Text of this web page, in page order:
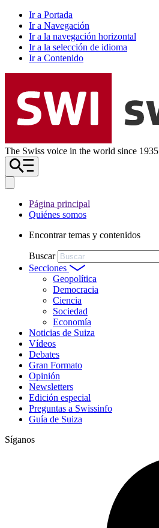
Ir a Portada
Ir a Navegación
Ir a la navegación horizontal
Ir a la selección de idioma
Ir a Contenido
The Swiss voice in the world since 1935
Página principal
Quiénes somos
Encontrar temas y contenidos
Buscar
Secciones
Geopolítica
Democracia
Ciencia
Sociedad
Economía
Noticias de Suiza
Vídeos
Debates
Gran Formato
Opinión
Newsletters
Edición especial
Preguntas a Swissinfo
Guía de Suiza
Síganos